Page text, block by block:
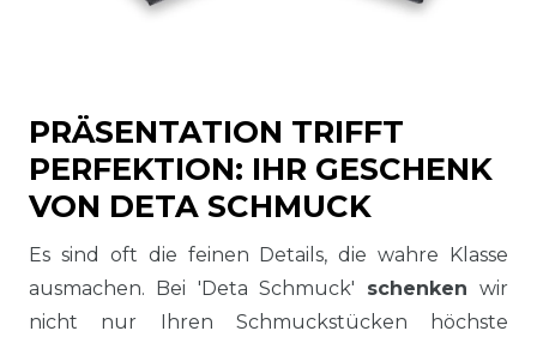
PRÄSENTATION TRIFFT
PERFEKTION: IHR GESCHENK
VON DETA SCHMUCK
Es sind oft die feinen Details, die wahre Klasse
ausmachen. Bei 'Deta Schmuck' schenkenwir
nicht nur Ihren Schmuckstücken höchste